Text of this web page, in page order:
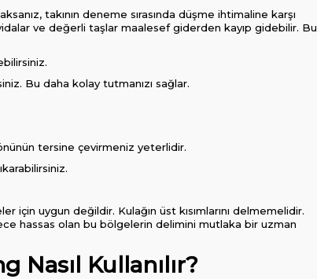
takının deneme sırasında düşme ihtimaline karşı
ve değerli taşlar maalesef giderden kayıp gidebilir. Bu
Bu daha kolay tutmanızı sağlar.
tersine çevirmeniz yeterlidir.
için uygun değildir. Kulağın üst kısımlarını delmemelidir.
hassas olan bu bölgelerin delimini mutlaka bir uzman
Kullanılır?